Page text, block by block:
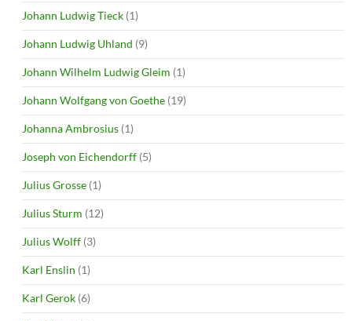
Johann Ludwig Tieck (1)
Johann Ludwig Uhland (9)
Johann Wilhelm Ludwig Gleim (1)
Johann Wolfgang von Goethe (19)
Johanna Ambrosius (1)
Joseph von Eichendorff (5)
Julius Grosse (1)
Julius Sturm (12)
Julius Wolff (3)
Karl Enslin (1)
Karl Gerok (6)